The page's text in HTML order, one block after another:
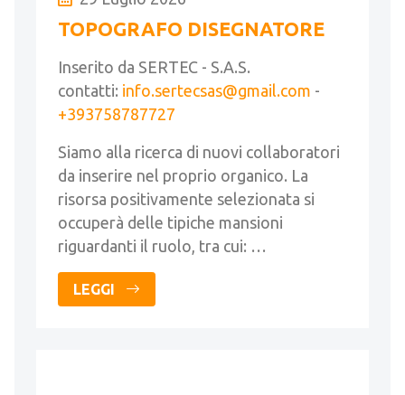
TOPOGRAFO DISEGNATORE
Inserito da SERTEC - S.A.S.
contatti: info.sertecsas@gmail.com -
+393758787727
Siamo alla ricerca di nuovi collaboratori
da inserire nel proprio organico. La
risorsa positivamente selezionata si
occuperà delle tipiche mansioni
riguardanti il ruolo, tra cui: …
LEGGI